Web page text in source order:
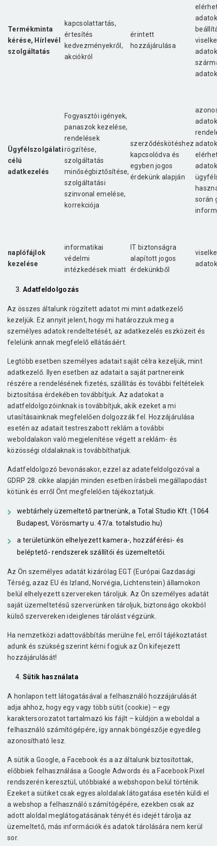
Termékminta
kérése, Hírlevél
szolgáltatás
kapcsolattartás,
értesítés
kedvezményekről,
akciókról
érintett
hozzájárulása
adatok
Ügyfélszolgálati
célú
adatkezelés
Fogyasztói igények,
panaszok kezelése,
rendelések
rögzítése,
szolgáltatás
minőségbiztősítése,
szolgáltatási
szinvonal emelése,
korrekciója
szerződéskötéshez
kapcsolódva és
egyben jogos
érdekünk alapján
során
naplófájlok
kezelése
informatikai
védelmi
intézkedések miatt
IT biztonságra
alapított jogos
érdekünkből
adatok
Adatfeldolgozás
Az összes általunk rögzített adatot mi mint adatkezelő
kezeljük. Ez annyit jelent, hogy mi határozzuk meg a
személyes adatok rendeltetését, az adatkezelés eszközeit és
felelünk annak megfelelő ellátásáért.
Legtöbb esetben személyes adatait saját célra kezeljük, mint
adatkezelő. Ilyen esetben az adatait a saját partnereink
részére a rendelésének fizetés, szállítás és további feltételek
biztosítása érdekében továbbítjuk. Az adatokat a
adatfeldolgozóinknak is továbbítjuk, akik ezeket a mi
utasításainknak megfelelően dolgozzák fel. Hozzájárulása
esetén az adatait testreszabott reklám a további
weboldalakon való megjelenítése végett a reklám- és
közösségi oldalaknak is továbbíthatjuk.
Adatfeldolgozó bevonásakor, ezzel az adatefeldolgozóval a
GDRP 28. cikke alapján minden esetben írásbeli megállapodást
kötünk és erről Önt megfelelően tájékoztatjuk.
webtárhely üzemeltető partnerünk, a Total Studio Kft. (1064
Budapest, Vörösmarty u. 47/a. totalstudio.hu)
a területünkön elhelyezett kamera-, hozzáférési- és
beléptető- rendszerek szállítói és üzemeltetői.
Az Ön személyes adatát kizárólag EGT (Európai Gazdasági
Térség, azaz EU és Izland, Norvégia, Lichtenstein) államokon
belül elhelyezett szervereken tároljuk. Az Ön személyes adatát
saját üzemeltetésű szerverünken tároljuk, biztonságo okokból
külső szervereken ideiglenes tárolást végzünk.
Ha nemzetközi adattovábbítás merülne fel, erről tájékoztatást
adunk és szükség szerint kérni fogjuk az Ön kifejezett
hozzájárulását!
Sütik használata
A honlapon tett látogatásával a felhasználó hozzájárulását
adja ahhoz, hogy egy vagy több sütit (cookie) – egy
karaktersorozatot tartalmazó kis fájlt – küldjön a weboldal a
felhasználó számítógépére, így annak böngészője egyedileg
azonosítható lesz.
A sütik a Google, a Facebook és a az általunk biztosítottak,
előbbiek felhasználása a Google Adwords és a Facebook Pixel
rendszerén keresztül, utóbbiaké a webshopon belül történik.
Ezeket a sütiket csak egyes aloldalak látogatása esetén küldi el
a webshop a felhasználó számítógépére, ezekben csak az
adott aloldal meglátogatásának tényét és idejét tárolja az
üzemeltető, más információk és adatok tárolására nem kerül
sor.